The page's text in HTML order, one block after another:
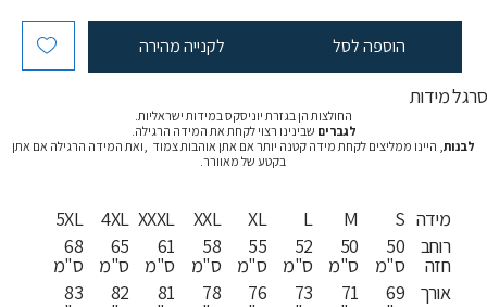
הוספה לסל לקנייה מהירה
סרגל מידות
החולצות הן בגזרת יוניסקס במידות ישראליות.
לגברים שבינינו רצוי לקחת את המידה הרגילה.
לבנות, היינו ממליצים לקחת מידה קטנה יותר אם אתן אוהבות צמוד ,ואת המידה הרגילה אם אתן
בקטע של מאוורר.
5XL
68
ס"מ
83
4XL
65
ס"מ
82
XXXL
61
ס"מ
81
XXL
58
ס"מ
78
XL
55
ס"מ
76
L
52
ס"מ
73
M
50
ס"מ
71
S
50
ס"מ
69
מידה
רוחב
חזה
אורך